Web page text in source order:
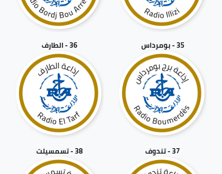
35 - بومرداس 36 - الطارف
37 - تندوف 38 - تسمسيلت